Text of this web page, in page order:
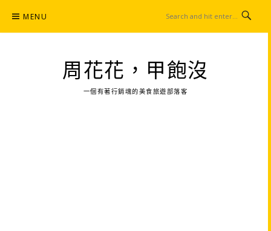
content
MENU
周花花，甲飽沒
一個有著行銷魂的美食旅遊部落客